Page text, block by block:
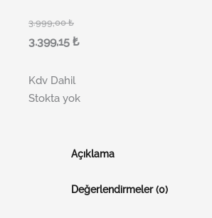
3.999,00₺
3.399,15 ₺
Kdv Dahil
Stokta yok
Açıklama
Değerlendirmeler (0)